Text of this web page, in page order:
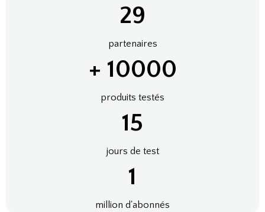
33
partenaires
+ 10000
produits testés
15
jours de test
1
million d'abonnés